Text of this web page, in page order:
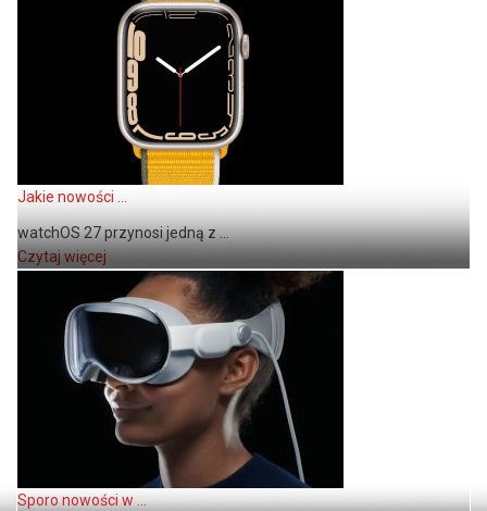
Jakie nowości ...
watchOS 27 przynosi jedną z ...
Czytaj więcej
Sporo nowości w ...